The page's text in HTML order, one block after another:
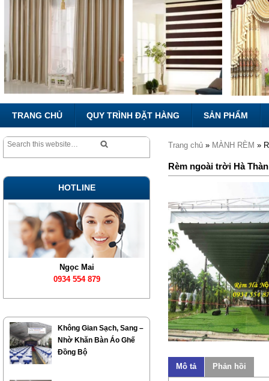
TRANG CHỦ QUY TRÌNH ĐẶT HÀNG SẢN PHẨM
Trang chủ » MÀNH RÈM »
Rèm ngoài trời Hà
Mô tả Phản hồi
HOTLINE
Ngọc Mai
0934 554 879
Không Gian Sạch, Sang –
Nhờ Khăn Bàn Áo Ghế
Đồng Bộ